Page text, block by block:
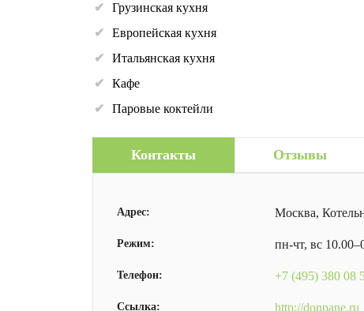
Грузинская кухня
Европейская кухня
Итальянская кухня
Кафе
Паровые коктейли
Контакты Отзывы
Адрес: Москва,
Режим: пн-чт, вс
Телефон: +7 (495) 380 08
Ссылка: http://donpane.ru